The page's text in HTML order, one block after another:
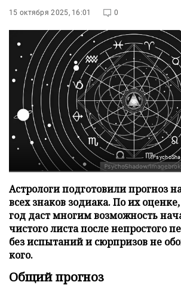
15 октября 2025, 16:01 0
Астрологи подготовили прогноз
всех знаков зодиака. По их
год даст многим возможность
чистого листа после непростого
без испытаний и сюрпризов не
кого.
Общий прогноз